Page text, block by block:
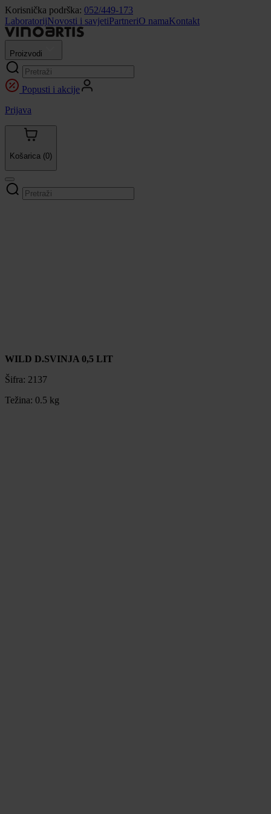
Korisnička podrška: 052/449-173
LaboratorijNovosti i savjetiPartneriO namaKontakt
Proizvodi
Popusti i akcije
Prijava
Košarica (0)
WILD D.SVINJA 0,5 LIT
Šifra: 2137
Težina: 0.5 kg